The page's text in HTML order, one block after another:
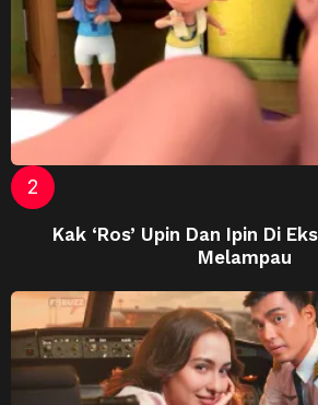
Kak ‘Ros’ Upin Dan Ipin Di
Melampau